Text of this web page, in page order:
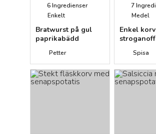
6Ingredienser
Enkelt
Bratwurst på gul
paprikabädd
Petter
7
Medel
Enkel korv
stroganoff
Spisa